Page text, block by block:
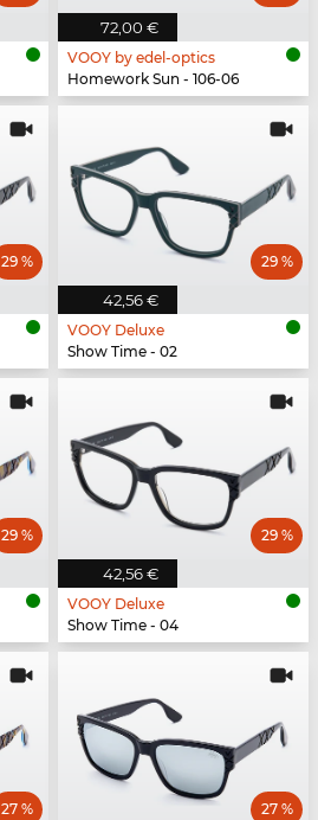
72,00 €
VOOY by edel-optics
Homework Sun - 106-06
29 %
42,56 €
29 %
VOOY Deluxe
Show Time - 02
29 %
42,56 €
29 %
VOOY Deluxe
Show Time - 04
27 % 27 %